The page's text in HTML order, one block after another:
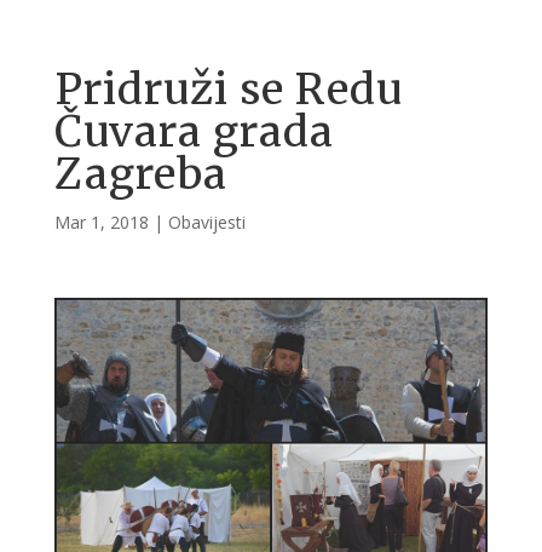
Pridruži se Redu
Čuvara grada
Zagreba
Mar 1, 2018 | Obavijesti